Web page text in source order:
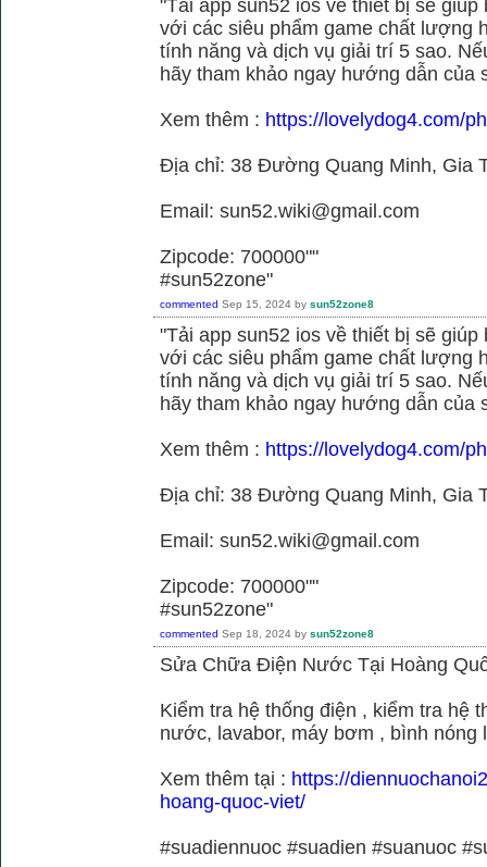
"Tải app sun52 ios về thiết bị sẽ
với các siêu phẩm game chất lượng
tính năng và dịch vụ giải trí 5 sao.
hãy tham khảo ngay hướng dẫn của
Xem thêm : https://lovelydog4.com/
Địa chỉ: 38 Đường Quang Minh, Gia
Email: sun52.wiki@gmail.com
Zipcode: 700000""
#sun52zone"
commented Sep 15, 2024 by sun52zone8
"Tải app sun52 ios về thiết bị sẽ
với các siêu phẩm game chất lượng
tính năng và dịch vụ giải trí 5 sao.
hãy tham khảo ngay hướng dẫn của
Xem thêm : https://lovelydog4.com/
Địa chỉ: 38 Đường Quang Minh, Gia
Email: sun52.wiki@gmail.com
Zipcode: 700000""
#sun52zone"
commented Sep 18, 2024 by sun52zone8
Sửa Chữa Điện Nước Tại Hoàng
Kiểm tra hệ thống điện , kiểm tra hệ
nước, lavabor, máy bơm , bình nóng
Xem thêm tại : https://
hoang-quoc-viet/
#suadiennuoc #suadien #suanuoc